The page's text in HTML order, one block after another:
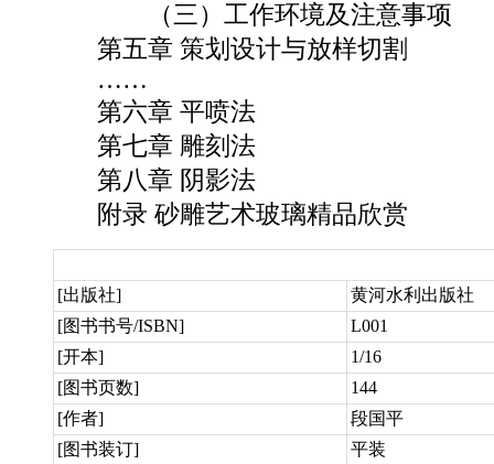
（三）工作环境及注意事项
第五章 策划设计与放样切割
……
第六章 平喷法
第七章 雕刻法
第八章 阴影法
附录 砂雕艺术玻璃精品欣赏
[出版社]
黄河水利出版社
[图书书号/ISBN]
L001
[开本]
1/16
[图书页数]
144
[作者]
段国平
[图书装订]
平装